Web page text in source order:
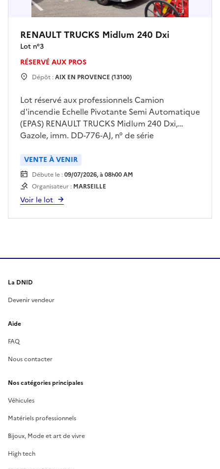
RENAULT TRUCKS Midlum 240 Dxi
Lot n°3
RÉSERVÉ AUX PROS
Dépôt :AIX EN PROVENCE (13100)
Lot réservé aux professionnels Camion
d'incendie Echelle Pivotante Semi Automatique
(EPAS) RENAULT TRUCKS Midlum 240 Dxi,
Gazole, imm. DD-776-AJ, n° de série
09/06/2008, 18810 km (3839 heures), vignette
crit'air 4, échelle GIMAEX RIFFAUD de 30m en 4
segments (visite décennale effectuée en 2024),
dernier CT favorable du 30/04/2025 (périmé)
avec défaillances mineures, très bon état
général, rayures et éraflures diverses, avec
imprimée.Prévoir matériel et logistique adaptés
apportée sur le site.
VENTE À VENIR
Débute le :09/07/2026, à 08h00 AM
Organisateur : MARSEILLE
Voir le lot
La DNID
Devenir vendeur
Aide
FAQ
Nous contacter
Nos catégories principales
Véhicules
Matériels professionnels
Bijoux, Mode et art de vivre
High tech